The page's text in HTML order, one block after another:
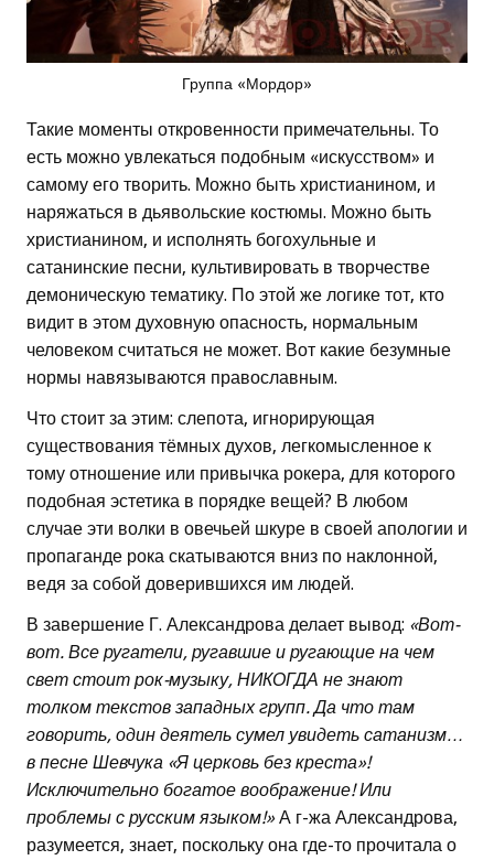
Группа «Мордор»
Такие моменты откровенности примечательны. То
есть можно увлекаться подобным «искусством» и
самому его творить. Можно быть христианином, и
наряжаться в дьявольские костюмы. Можно быть
христианином, и исполнять богохульные и
сатанинские песни, культивировать в творчестве
демоническую тематику. По этой же логике тот, кто
видит в этом духовную опасность, нормальным
человеком считаться не может. Вот какие безумные
нормы навязываются православным.
Что стоит за этим: слепота, игнорирующая
существования тёмных духов, легкомысленное к
тому отношение или привычка рокера, для которого
подобная эстетика в порядке вещей? В любом
случае эти волки в овечьей шкуре в своей апологии и
пропаганде рока скатываются вниз по наклонной,
ведя за собой доверившихся им людей.
В завершение Г. Александрова делает вывод: «Вот-
вот. Все ругатели, ругавшие и ругающие на чем
свет стоит рок-музыку, НИКОГДА не знают
толком текстов западных групп. Да что там
говорить, один деятель сумел увидеть сатанизм…
в песне Шевчука «Я церковь без креста»!
Исключительно богатое воображение! Или
проблемы с русским языком!»А г-жа Александрова,
разумеется, знает, поскольку она где-то прочитала о